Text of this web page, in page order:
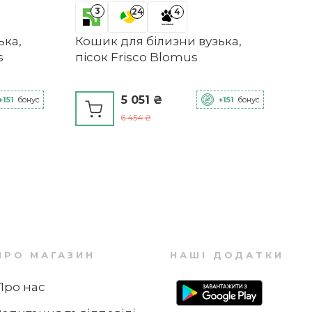
бонус
3 24 4
Кошик для білизни вузька,
пісок Frisco Blomus
5 051 ₴
6 454 ₴
+151 бонус
МАГАЗИН
нас
НАШІ ДОДАТКИ